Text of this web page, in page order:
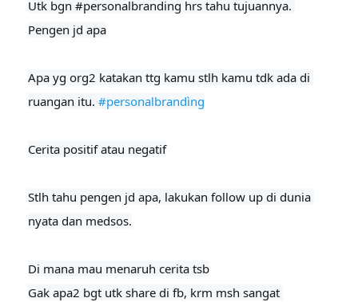
Utk bgn #personalbranding hrs tahu tujuannya.
Pengen jd apa
Apa yg org2 katakan ttg kamu stlh kamu tdk ada di
ruangan itu. #personalbrandìng
Cerita positif atau negatif
Stlh tahu pengen jd apa, lakukan follow up di dunia
nyata dan medsos.
Di mana mau menaruh cerita tsb
Gak apa2 bgt utk share di fb, krm msh sangat